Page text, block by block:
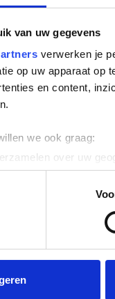
van uw gegevens
verwerken je
op uw apparaat op
en content,
we ook graag:
over uw
identificeren door het
uw persoonlijke
moment wijzigen of
Ook delen
analyse. Deze